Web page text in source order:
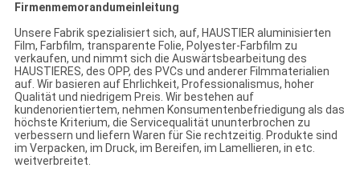
Firmenmemorandumeinleitung
Unsere Fabrik spezialisiert sich, auf, HAUSTIER aluminisierten
Film, Farbfilm, transparente Folie, Polyester-Farbfilm zu
verkaufen, und nimmt sich die Auswärtsbearbeitung des
HAUSTIERES, des OPP, des PVCs und anderer Filmmaterialien
auf. Wir basieren auf Ehrlichkeit, Professionalismus, hoher
Qualität und niedrigem Preis. Wir bestehen auf
kundenorientiertem, nehmen Konsumentenbefriedigung als das
höchste Kriterium, die Servicequalität ununterbrochen zu
verbessern und liefern Waren für Sie rechtzeitig. Produkte sind
im Verpacken, im Druck, im Bereifen, im Lamellieren, in etc.
weitverbreitet.